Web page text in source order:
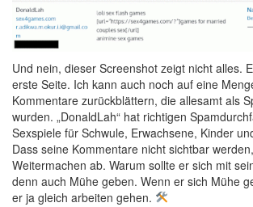
Und nein, dieser Screenshot zeigt nicht alles.
erste Seite. Ich kann auch noch auf eine
Kommentare zurückblättern, die allesamt als
wurden. „DonaldLah“ hat richtigen
Sexspiele für Schwule, Erwachsene, Kinder
Dass seine Kommentare nicht sichtbar
Weitermachen ab. Warum sollte er sich mit
denn auch Mühe geben. Wenn er sich Mühe
er ja gleich arbeiten gehen.